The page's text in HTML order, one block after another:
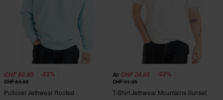
CHF 50.95 -22%
CHF 64.95
Pullover Jethwear Rooted
Ab CHF 24.95 -22%
CHF 31.95
T-Shirt Jethwear Mountains Sunset